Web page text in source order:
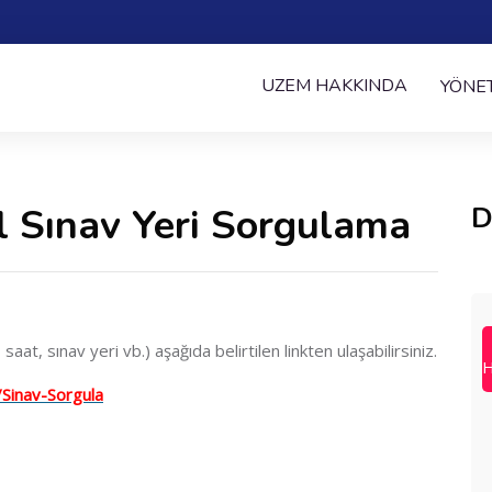
UZEM HAKKINDA
Yeri Sorgulama
sınav yeri vb.) aşağıda belirtilen linkten ulaşabilirsiniz.
Sorgula